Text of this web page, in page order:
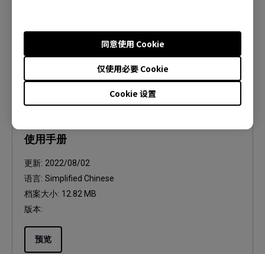
Cookie 设置
仅使用必要 Cookie
同意使用 Cookie
使用手册
更新: 2022/08/02
语言: Simplified Chinese
档案大小: 12.82 MB
版本:
预览